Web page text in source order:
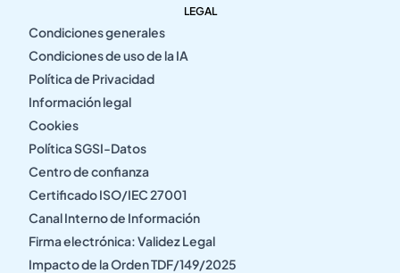
LEGAL
Condiciones generales
Condiciones de uso de la IA
Política de Privacidad
Información legal
Cookies
Política SGSI-Datos
Centro de confianza
Certificado ISO/IEC 27001
Canal Interno de Información
Firma electrónica: Validez Legal
Impacto de la Orden TDF/149/2025